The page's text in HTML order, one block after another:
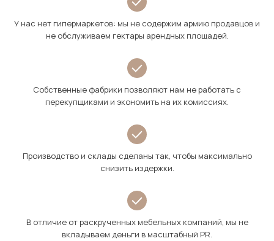
У нас нет гипермаркетов: мы не содержим армию продавцов и
не обслуживаем гектары арендных площадей.
Собственные фабрики позволяют нам не работать с
перекупщиками и экономить на их комиссиях.
Производство и склады сделаны так, чтобы максимально
снизить издержки.
В отличие от раскрученных мебельных компаний, мы не
вкладываем деньги в масштабный PR.